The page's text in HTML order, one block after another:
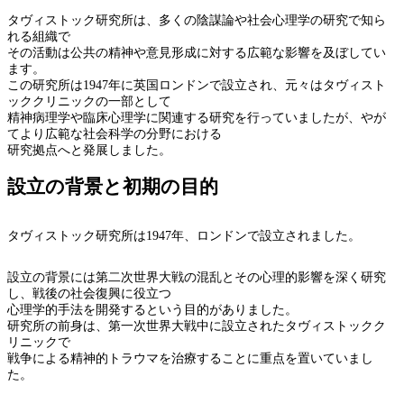
タヴィストック研究所は、多くの陰謀論や社会心理学の研究で知ら
れる組織で
その活動は公共の精神や意見形成に対する広範な影響を及ぼしてい
ます。
この研究所は1947年に英国ロンドンで設立され、元々はタヴィスト
ッククリニックの一部として
精神病理学や臨床心理学に関連する研究を行っていましたが、やが
てより広範な社会科学の分野における
研究拠点へと発展しました。
設立の背景と初期の目的
タヴィストック研究所は1947年、ロンドンで設立されました。
設立の背景には第二次世界大戦の混乱とその心理的影響を深く研究
し、戦後の社会復興に役立つ
心理学的手法を開発するという目的がありました。
研究所の前身は、第一次世界大戦中に設立されたタヴィストックク
リニックで
戦争による精神的トラウマを治療することに重点を置いていまし
た。